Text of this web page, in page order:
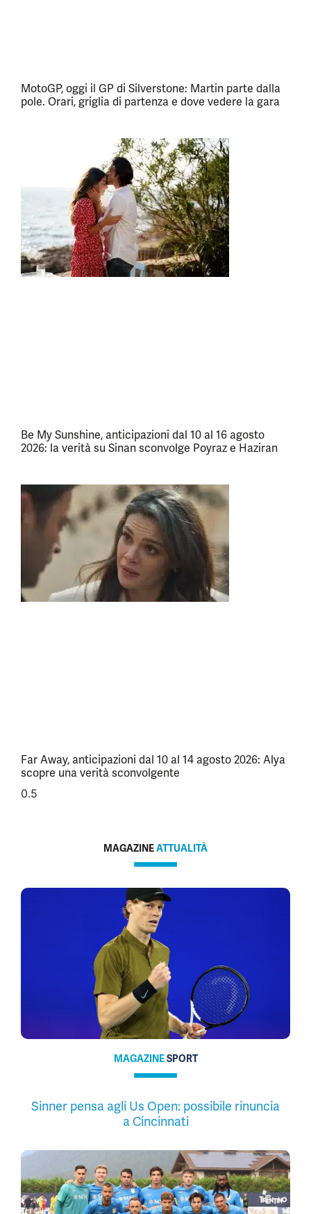
MotoGP, oggi il GP di Silverstone: Martin parte dalla
pole. Orari, griglia di partenza e dove vedere la gara
Be My Sunshine, anticipazioni dal 10 al 16 agosto
2026: la verità su Sinan sconvolge Poyraz e Haziran
Far Away, anticipazioni dal 10 al 14 agosto 2026: Alya
scopre una verità sconvolgente
MAGAZINEATTUALITÀ
MAGAZINESPORT
Sinner pensa agli Us Open: possibile rinuncia
a Cincinnati